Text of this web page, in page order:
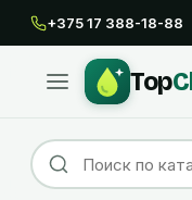
+375 17 388-18-88
Top